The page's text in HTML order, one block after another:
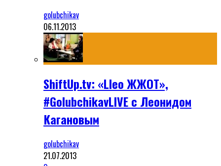
golubchikav
06.11.2013
ShiftUp.tv: «Lleo ЖЖОТ»,
#GolubchikavLIVE с Леонидом
Кагановым
golubchikav
21.07.2013